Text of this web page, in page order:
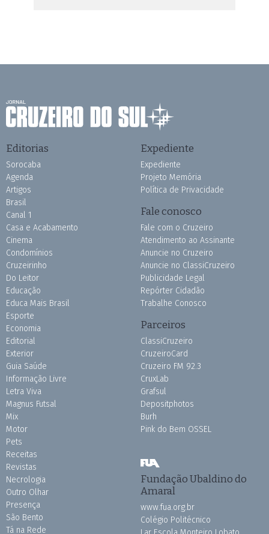
Editorias
Sorocaba
Agenda
Artigos
Brasil
Canal 1
Casa e Acabamento
Cinema
Condomínios
Cruzeirinho
Do Leitor
Educação
Educa Mais Brasil
Esporte
Economia
Editorial
Exterior
Guia Saúde
Informação Livre
Letra Viva
Magnus Futsal
Mix
Motor
Pets
Receitas
Revistas
Necrologia
Outro Olhar
Presença
São Bento
Tá na Rede
Expediente
Expediente
Projeto Memória
Política de Privacidade
Fale conosco
Fale com o Cruzeiro
Atendimento ao Assinante
Anuncie no Cruzeiro
Anuncie no ClassiCruzeiro
Publicidade Legal
Repórter Cidadão
Trabalhe Conosco
Parceiros
ClassiCruzeiro
CruzeiroCard
Cruzeiro FM 92.3
CruxLab
Grafsul
Depositphotos
Burh
Pink do Bem OSSEL
Fundação Ubaldino do
Amaral
www.fua.org.br
Colégio Politécnico